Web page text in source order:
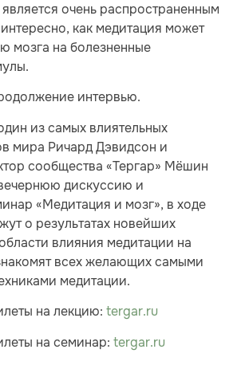
очень распространенным
как медитация может
мозга на болезненные
интервью.
из самых влиятельных
мира Ричард Дэвидсон и
сообщества «Тергар» Мёшин
дискуссию и
«Медитация и мозг», в ходе
о результатах новейших
влияния медитации на
всех желающих самыми
медитации.
на лекцию: tergar.ru
на семинар: tergar.ru